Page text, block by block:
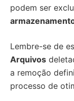
podem ser
Lembre-se de
Arquivos
a remoção
processo de